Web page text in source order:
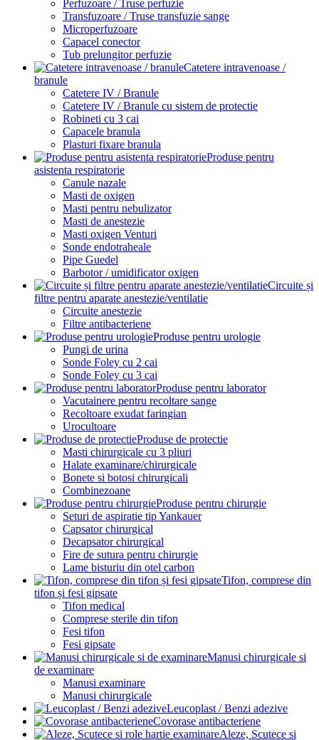
Perfuzoare / Truse perfuzie
Transfuzoare / Truse transfuzie sange
Microperfuzoare
Capacel conector
Tub prelungitor perfuzie
Catetere intravenoase /
branule
Catetere IV / Branule
Catetere IV / Branule cu sistem de protectie
Robineti cu 3 cai
Capacele branula
Plasturi fixare branula
Produse pentru
asistenta respiratorie
Canule nazale
Masti de oxigen
Masti pentru nebulizator
Masti de anestezie
Masti oxigen Venturi
Sonde endotraheale
Pipe Guedel
Barbotor / umidificator oxigen
Circuite și
filtre pentru aparate anestezie/ventilatie
Circuite anestezie
Filtre antibacteriene
Produse pentru urologie
Pungi de urina
Sonde Foley cu 2 cai
Sonde Foley cu 3 cai
Produse pentru laborator
Vacutainere pentru recoltare sange
Recoltoare exudat faringian
Urocultoare
Produse de protectie
Masti chirurgicale cu 3 pliuri
Halate examinare/chirurgicale
Bonete si botosi chirurgicali
Combinezoane
Produse pentru chirurgie
Seturi de aspiratie tip Yankauer
Capsator chirurgical
Decapsator chirurgical
Fire de sutura pentru chirurgie
Lame bisturiu din otel carbon
Tifon, comprese din
tifon și fesi gipsate
Tifon medical
Comprese sterile din tifon
Fesi tifon
Fesi gipsate
Manusi chirurgicale si
de examinare
Manusi examinare
Manusi chirurgicale
Leucoplast / Benzi adezive
Covorase antibacteriene
Aleze, Scutece si